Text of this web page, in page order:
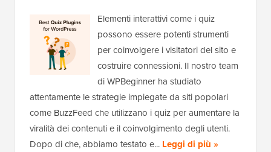
Elementi interattivi come i quiz
possono essere potenti strumenti
per coinvolgere i visitatori del sito e
costruire connessioni. Il nostro team
di WPBeginner ha studiato
attentamente le strategie impiegate da siti popolari
come BuzzFeed che utilizzano i quiz per aumentare la
viralità dei contenuti e il coinvolgimento degli utenti.
Dopo di che, abbiamo testato e... Leggi di più »